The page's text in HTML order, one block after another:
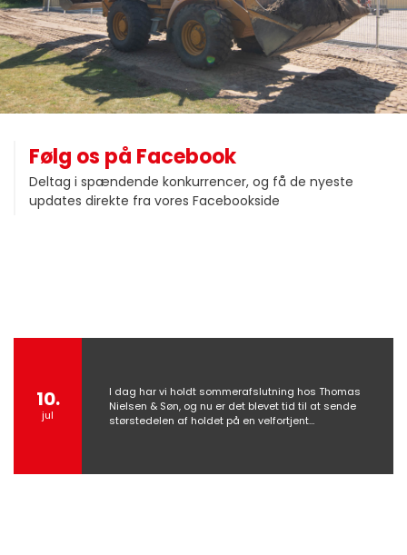
Følg os på Facebook
Deltag i spændende konkurrencer, og få de nyeste
updates direkte fra vores Facebookside
10.
jul
I dag har vi holdt sommerafslutning hos Thomas
Nielsen & Søn, og nu er det blevet tid til at sende
størstedelen af holdet på en velfortjent…